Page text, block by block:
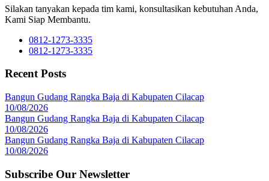
Silakan tanyakan kepada tim kami, konsultasikan kebutuhan Anda,
Kami Siap Membantu.
0812-1273-3335
0812-1273-3335
Recent Posts
Bangun Gudang Rangka Baja di Kabupaten Cilacap
10/08/2026
Bangun Gudang Rangka Baja di Kabupaten Cilacap
10/08/2026
Bangun Gudang Rangka Baja di Kabupaten Cilacap
10/08/2026
Subscribe Our Newsletter